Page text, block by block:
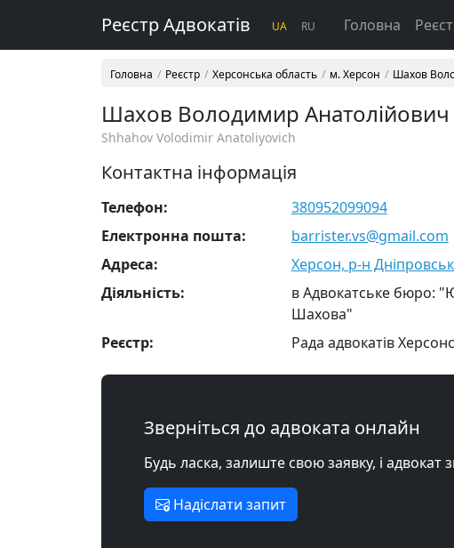
Реєстр Адвокатів UA RU Головна
Головна Реєстр Херсонська область м. Херсон Шахов
Шахов Володимир Анатолійович
Shhahov Volodimir Anatoliyovich
Контактна інформація
Телефон:
380952099094
Електронна пошта:
barrister.vs@gmail.com
Адреса:
Херсон, р-н
Діяльність:
в Адвокатське бюро:
Шахова"
Реєстр:
Рада адвокатів
Зверніться до адвоката онлайн
Будь ласка, залиште свою заявку, і
Надіслати запит